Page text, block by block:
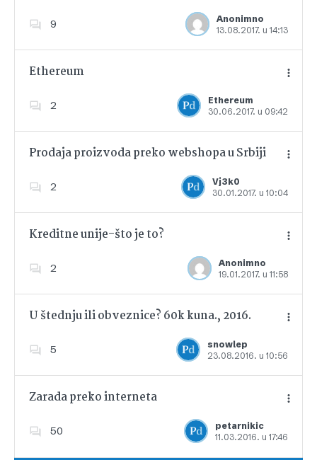
9
Anonimno
13.08.2017. u 14:13
Dodajte u favorite
Ethereum
2
Ethereum
30.06.2017. u 09:42
Dodajte u favorite
Prodaja proizvoda preko webshopa u Srbiji
2
Vj3k0
30.01.2017. u 10:04
Dodajte u favorite
Kreditne unije-što je to?
2
Anonimno
19.01.2017. u 11:58
Dodajte u favorite
U štednju ili obveznice? 60k kuna., 2016.
5
snowlep
23.08.2016. u 10:56
Dodajte u favorite
Zarada preko interneta
50
petarnikic
11.03.2016. u 17:46
Dodajte u favorite